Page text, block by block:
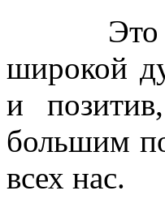
Это был
широкой
и
большим
всех нас.